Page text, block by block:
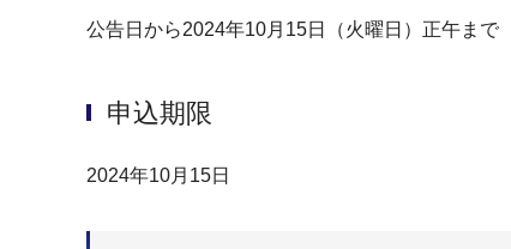
公告日から2024年10月15日（火曜日）正午まで
申込期限
2024年10月15日